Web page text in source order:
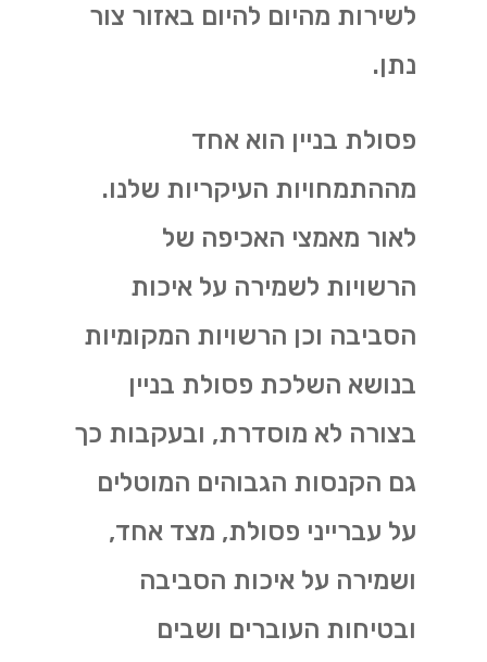
לשירות מהיום להיום באזור צור
נתן.
פסולת בניין הוא אחד
מההתמחויות העיקריות שלנו.
לאור מאמצי האכיפה של
הרשויות לשמירה על איכות
הסביבה וכן הרשויות המקומיות
בנושא השלכת פסולת בניין
בצורה לא מוסדרת, ובעקבות כך
גם הקנסות הגבוהים המוטלים
על עברייני פסולת, מצד אחד,
ושמירה על איכות הסביבה
ובטיחות העוברים ושבים